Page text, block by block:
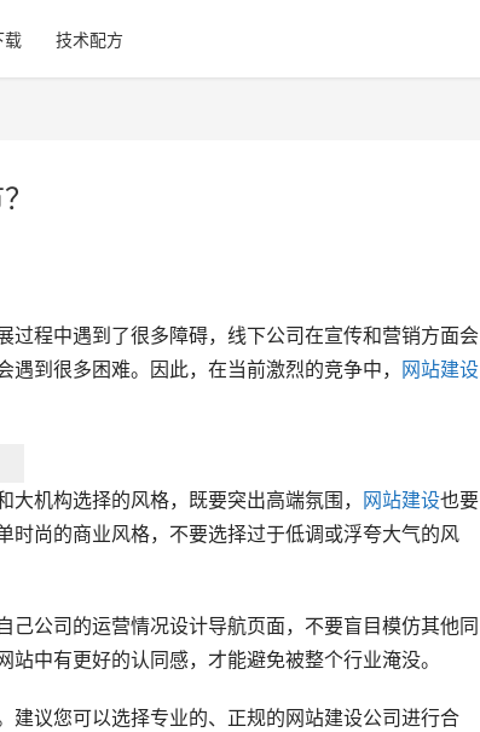
载 技术配方
程中遇到了很多障碍，线下公司在宣传和营销方面会
到很多困难。因此，在当前激烈的竞争中， 网站建设
机构选择的风格，既要突出高端氛围， 网站建设也要
尚的商业风格，不要选择过于低调或浮夸大气的风
公司的运营情况设计导航页面，不要盲目模仿其他同
中有更好的认同感，才能避免被整个行业淹没。
建议您可以选择专业的、正规的网站建设公司进行合